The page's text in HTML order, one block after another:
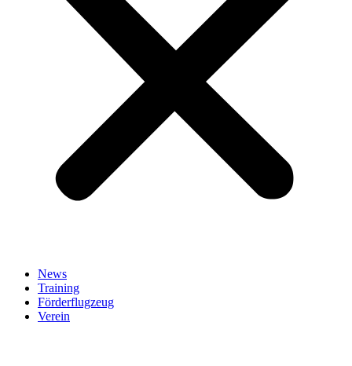
News
Training
Förderflugzeug
Verein